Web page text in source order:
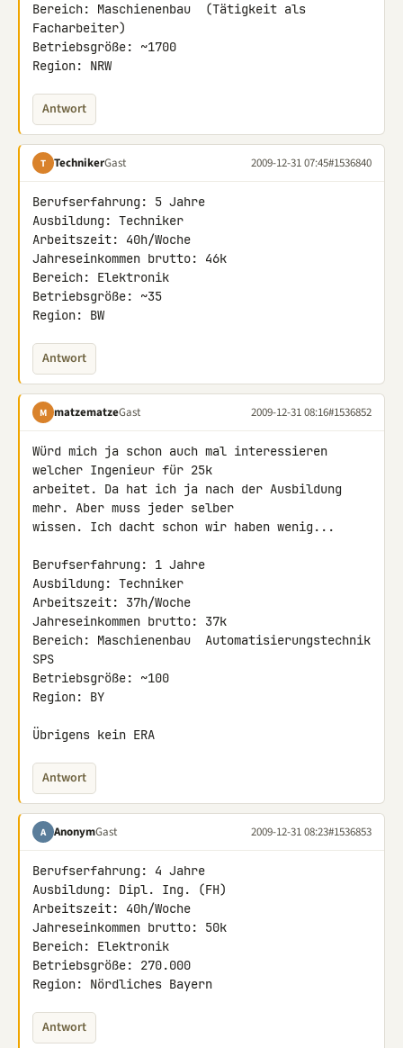
Bereich: Maschienenbau  (Tätigkeit als
Facharbeiter)
Betriebsgröße: ~1700
Region: NRW
Antwort
T TechnikerGast 2009-12-31 07:45#1536840
Berufserfahrung: 5 Jahre
Ausbildung: Techniker
Arbeitszeit: 40h/Woche
Jahreseinkommen brutto: 46k
Bereich: Elektronik
Betriebsgröße: ~35
Region: BW
Antwort
M matzematzeGast 2009-12-31 08:16#1536852
Würd mich ja schon auch mal interessieren
welcher Ingenieur für 25k
arbeitet. Da hat ich ja nach der Ausbildung
mehr. Aber muss jeder selber
wissen. Ich dacht schon wir haben wenig...
Berufserfahrung: 1 Jahre
Ausbildung: Techniker
Arbeitszeit: 37h/Woche
Jahreseinkommen brutto: 37k
Bereich: Maschienenbau  Automatisierungstechnik
SPS
Betriebsgröße: ~100
Region: BY
Übrigens kein ERA
Antwort
A AnonymGast 2009-12-31 08:23#1536853
Berufserfahrung: 4 Jahre
Ausbildung: Dipl. Ing. (FH)
Arbeitszeit: 40h/Woche
Jahreseinkommen brutto: 50k
Bereich: Elektronik
Betriebsgröße: 270.000
Region: Nördliches Bayern
Antwort